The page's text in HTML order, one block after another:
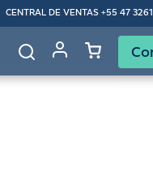
CENTRAL DE VENTAS +55 47